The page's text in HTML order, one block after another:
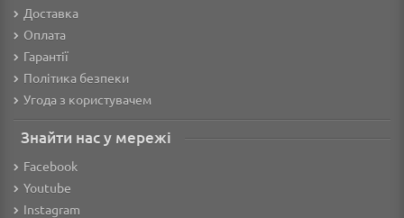
Доставка
Оплата
Гарантії
Політика безпеки
Угода з користувачем
Знайти нас у мережі
Facebook
Youtube
Instagram